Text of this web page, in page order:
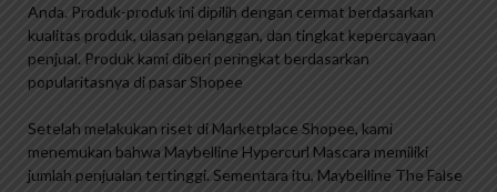
Anda. Produk-produk ini dipilih dengan cermat berdasarkan
kualitas produk, ulasan pelanggan, dan tingkat kepercayaan
penjual. Produk kami diberi peringkat berdasarkan
popularitasnya di pasar Shopee
Setelah melakukan riset di Marketplace Shopee, kami
menemukan bahwa Maybelline Hypercurl Mascara memiliki
jumlah penjualan tertinggi. Sementara itu, Maybelline The False